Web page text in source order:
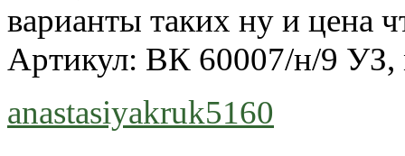
варианты таких ну и цена
Артикул: ВК 60007/н/9 УЗ,
anastasiyakruk5160